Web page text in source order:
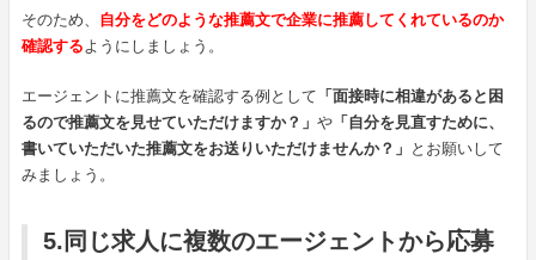
そのため、 自分をどのような推薦文で企業に推薦してくれているのか
確認するようにしましょう。
エージェントに推薦文を確認する例として 「面接時に相違があると困
るので推薦文を見せていただけますか？」 や「自分を見直すために、
書いていただいた推薦文をお送りいただけませんか？」 とお願いして
みましょう。
5.同じ求人に複数のエージェントから応募